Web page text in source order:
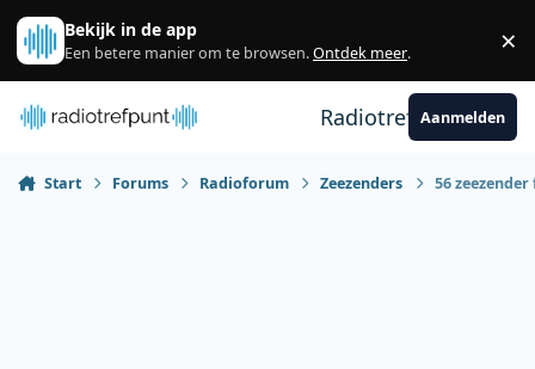
Spring naar bijdragen
Bekijk in de app
Een betere manier om te browsen.Ontdek meer. ×
RadiotrefpuntAanmelden
Start Forums Radioforum Zeezenders 56